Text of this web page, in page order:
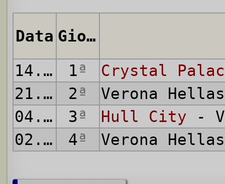
Data
Giornata
14.02.1973
1ª
Crystal
21.03.1973
2ª
Verona
04.04.1973
3ª Hull City -
02.05.1973
4ª Verona